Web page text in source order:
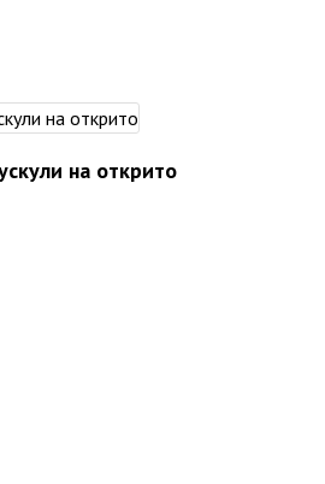
на открито